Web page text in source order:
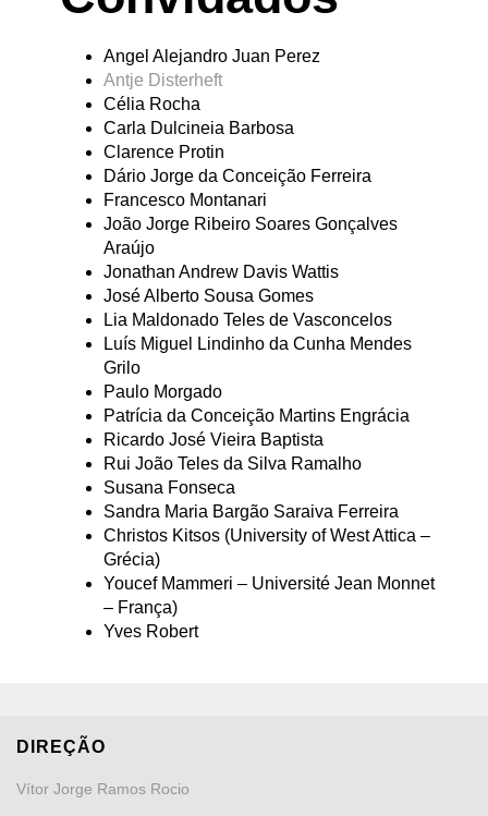
Angel Alejandro Juan Perez
Antje Disterheft
Célia Rocha
Carla Dulcineia Barbosa
Clarence Protin
Dário Jorge da Conceição Ferreira
Francesco Montanari
João Jorge Ribeiro Soares Gonçalves
Araújo
Jonathan Andrew Davis Wattis
José Alberto Sousa Gomes
Lia Maldonado Teles de Vasconcelos
Luís Miguel Lindinho da Cunha Mendes
Grilo
Paulo Morgado
Patrícia da Conceição Martins Engrácia
Ricardo José Vieira Baptista
Rui João Teles da Silva Ramalho
Susana Fonseca
Sandra Maria Bargão Saraiva Ferreira
Christos Kitsos (University of West Attica –
Grécia)
Youcef Mammeri – Université Jean Monnet
– França)
Yves Robert
DIREÇÃO
Vítor Jorge Ramos Rocio